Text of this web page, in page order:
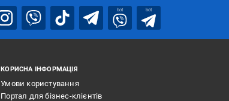
bot bot
КОРИСНА ІНФОРМАЦІЯ
Умови користування
Портал для бізнес-клієнтів